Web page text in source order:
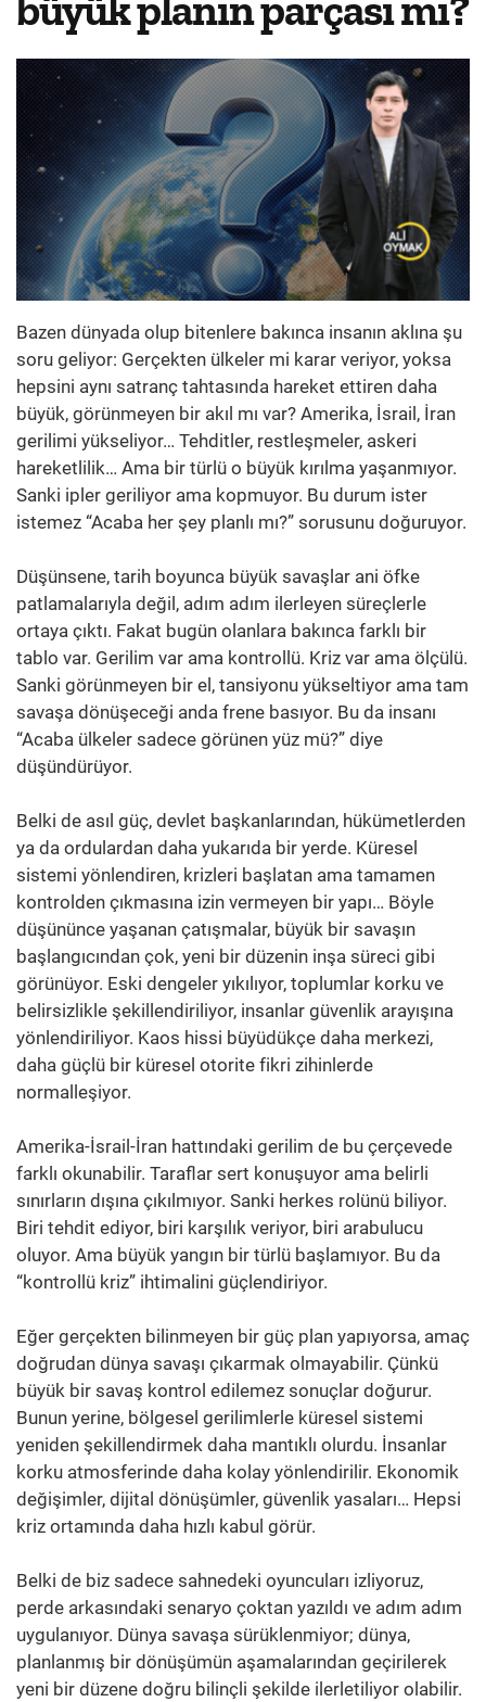
Bazen dünyada olup bitenlere bakınca insanın aklına şu
soru geliyor: Gerçekten ülkeler mi karar veriyor, yoksa
hepsini aynı satranç tahtasında hareket ettiren daha
büyük, görünmeyen bir akıl mı var? Amerika, İsrail, İran
gerilimi yükseliyor… Tehditler, restleşmeler, askeri
hareketlilik… Ama bir türlü o büyük kırılma yaşanmıyor.
Sanki ipler geriliyor ama kopmuyor. Bu durum ister
istemez “Acaba her şey planlı mı?” sorusunu doğuruyor.
Düşünsene, tarih boyunca büyük savaşlar ani öfke
patlamalarıyla değil, adım adım ilerleyen süreçlerle
ortaya çıktı. Fakat bugün olanlara bakınca farklı bir
tablo var. Gerilim var ama kontrollü. Kriz var ama ölçülü.
Sanki görünmeyen bir el, tansiyonu yükseltiyor ama tam
savaşa dönüşeceği anda frene basıyor. Bu da insanı
“Acaba ülkeler sadece görünen yüz mü?” diye
düşündürüyor.
Belki de asıl güç, devlet başkanlarından, hükümetlerden
ya da ordulardan daha yukarıda bir yerde. Küresel
sistemi yönlendiren, krizleri başlatan ama tamamen
kontrolden çıkmasına izin vermeyen bir yapı… Böyle
düşününce yaşanan çatışmalar, büyük bir savaşın
başlangıcından çok, yeni bir düzenin inşa süreci gibi
görünüyor. Eski dengeler yıkılıyor, toplumlar korku ve
belirsizlikle şekillendiriliyor, insanlar güvenlik arayışına
yönlendiriliyor. Kaos hissi büyüdükçe daha merkezi,
daha güçlü bir küresel otorite fikri zihinlerde
normalleşiyor.
Amerika-İsrail-İran hattındaki gerilim de bu çerçevede
farklı okunabilir. Taraflar sert konuşuyor ama belirli
sınırların dışına çıkılmıyor. Sanki herkes rolünü biliyor.
Biri tehdit ediyor, biri karşılık veriyor, biri arabulucu
oluyor. Ama büyük yangın bir türlü başlamıyor. Bu da
“kontrollü kriz” ihtimalini güçlendiriyor.
Eğer gerçekten bilinmeyen bir güç plan yapıyorsa, amaç
doğrudan dünya savaşı çıkarmak olmayabilir. Çünkü
büyük bir savaş kontrol edilemez sonuçlar doğurur.
Bunun yerine, bölgesel gerilimlerle küresel sistemi
yeniden şekillendirmek daha mantıklı olurdu. İnsanlar
korku atmosferinde daha kolay yönlendirilir. Ekonomik
değişimler, dijital dönüşümler, güvenlik yasaları… Hepsi
kriz ortamında daha hızlı kabul görür.
Belki de biz sadece sahnedeki oyuncuları izliyoruz,
perde arkasındaki senaryo çoktan yazıldı ve adım adım
uygulanıyor. Dünya savaşa sürüklenmiyor; dünya,
planlanmış bir dönüşümün aşamalarından geçirilerek
yeni bir düzene doğru bilinçli şekilde ilerletiliyor olabilir.